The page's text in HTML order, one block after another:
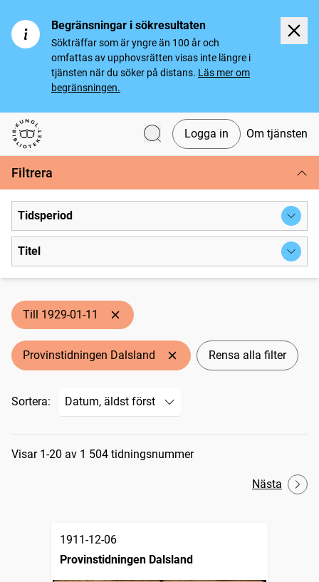
Begränsningar i sökresultaten
Sökträffar som är yngre än 100 år och
omfattas av upphovsrätten visas inte längre i
tjänsten när du söker på distans. Läs mer om
begränsningen.
Svenska tidningar
Logga in Om tjänsten
Filtrera
Tidsperiod
Titel
Till 1929-01-11
Provinstidningen Dalsland Rensa alla filter
Sortera:
Sökresultat
Visar 1-20 av 1 504 tidningsnummer
Nästa
1911-12-06
Provinstidningen Dalsland